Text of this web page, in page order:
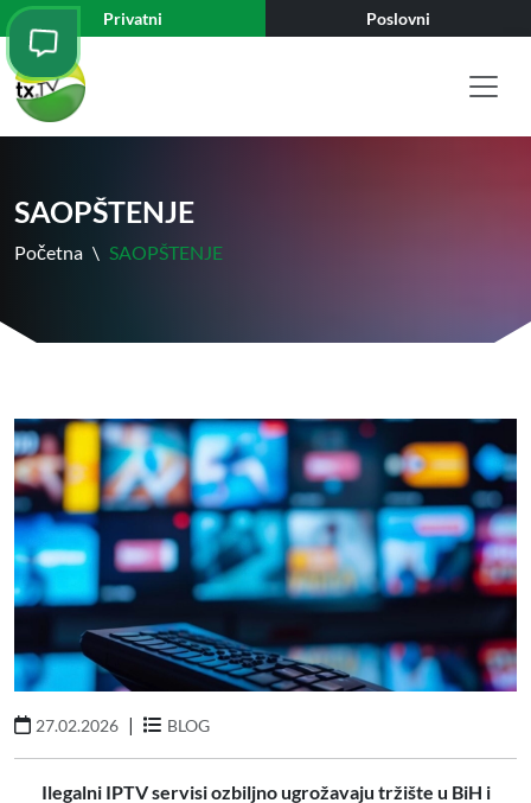
Privatni Poslovni
SAOPŠTENJE
Početna \ SAOPŠTENJE
27.02.2026 | BLOG
Ilegalni IPTV servisi ozbiljno ugrožavaju tržište u BiH i